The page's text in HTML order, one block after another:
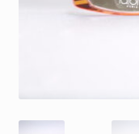
Membres